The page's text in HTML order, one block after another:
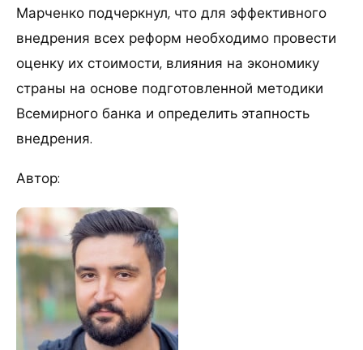
Марченко подчеркнул, что для эффективного
внедрения всех реформ необходимо провести
оценку их стоимости, влияния на экономику
страны на основе подготовленной методики
Всемирного банка и определить этапность
внедрения.
Автор: